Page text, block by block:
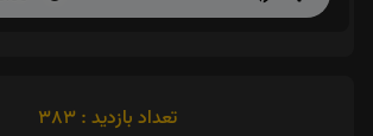
تعداد بازدید : 383